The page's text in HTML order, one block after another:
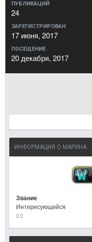
ПУБЛИКАЦИЙ
24
ЗАРЕГИСТРИРОВАН
17 июня, 2017
ПОСЕЩЕНИЕ
20 декабря, 2017
ИНФОРМАЦИЯ О МАРИНА
Звание
Интересующийся